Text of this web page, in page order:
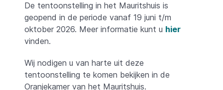
De tentoonstelling in het Mauritshuis is
geopend in de periode vanaf 19 juni t/m
oktober 2026. Meer informatie kunt u hier
vinden.
Wij nodigen u van harte uit deze
tentoonstelling te komen bekijken in de
Oranjekamer van het Mauritshuis.